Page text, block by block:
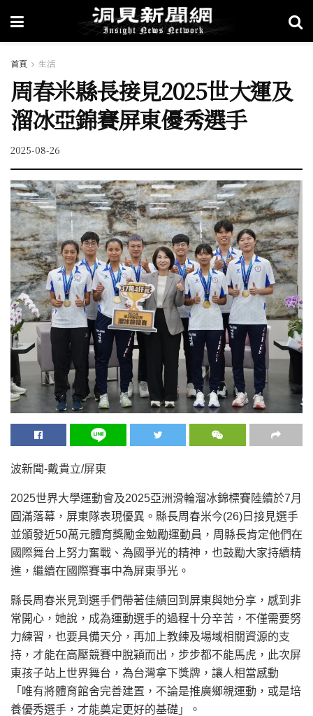
首頁 生活
周春米縣長接見2025世大運及
溜冰亞錦賽屏東優秀選手
2025-08-26
波新聞-戴貴立/屏東
2025世界大學運動會及2025亞洲滑輪溜冰錦標賽陸續於7月
圓滿落幕，屏東隊表現優異。縣長周春米今(26)日接見選手
並頒發近50萬元體育獎勵金勉勵運動員，周縣長肯定他們在
國際舞台上努力奮戰、為國爭光的精神，也鼓勵大家持續精
進，繼續在國際賽事中為屏東爭光。
縣長周春米見到選手們帶著佳績回到屏東與她分享，感到非
常開心，她說，成為運動選手的過程十分辛苦，不僅需要努
力練習，也要具備天分，再加上教練及場域相關資源的支
持，才能在高壓競賽中脫穎而出，步步都不能馬虎，此次屏
東孩子站上世界舞台，為台灣拿下獎牌，讓人相當感動
「唯有將體育館舍完善建置，不論是推廣鄉親運動，或是培
養優秀選手，才能奠定更好的基礎」。